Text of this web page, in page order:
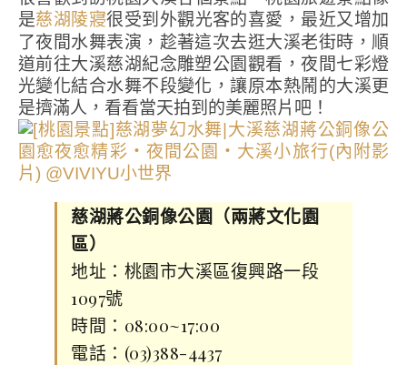
是慈湖陵寢很受到外觀光客的喜愛，最近又增加
了夜間水舞表演，趁著這次去逛大溪老街時，順
道前往大溪慈湖紀念雕塑公園觀看，夜間七彩燈
光變化結合水舞不段變化，讓原本熱鬧的大溪更
是擠滿人，看看當天拍到的美麗照片吧！
慈湖蔣公銅像公園（兩蔣文化園
區）
地址：桃園市大溪區復興路一段
1097號
時間：08:00~17:00
電話：(03)388-4437